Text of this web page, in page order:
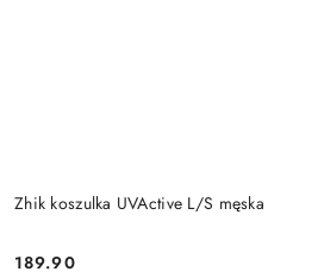
Zhik koszulka UVActive L/S męska
189.90